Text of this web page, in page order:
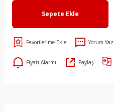
Sepete Ekle
Yorum Yaz
Fiyatı Alarmı Paylaş